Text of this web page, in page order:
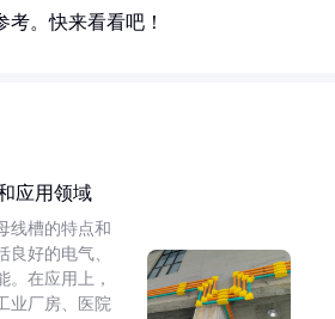
。快来看看吧！
应用领域
线槽的特点和
良好的电气、
。在应用上，
业厂房、医院